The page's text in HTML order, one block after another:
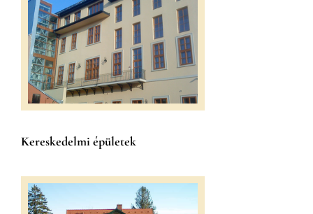
Kereskedelmi épületek